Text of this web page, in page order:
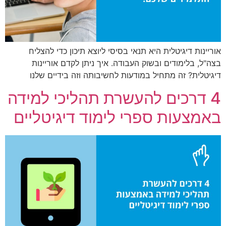
אוריינות דיגיטלית היא תנאי בסיסי ליוצא תיכון כדי להצליח
בצה"ל, בלימודים ובשוק העבודה. איך ניתן לקדם אוריינות
דיגיטלית? זה מתחיל במודעות לחשיבותה וזה בידיים שלנו
4 דרכים להעשרת תהליכי למידה
באמצעות ספרי לימוד דיגיטליים